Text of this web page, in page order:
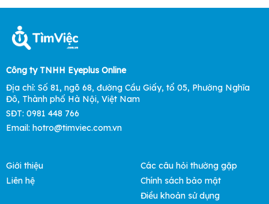
Công ty TNHH Eyeplus Online
Địa chỉ: Số 81, ngõ 68, đường Cầu Giấy, tổ 05, Phường Nghĩa
Đô, Thành phố Hà Nội, Việt Nam
SĐT: 0981 448 766
Email: hotro@timviec.com.vn
Giới thiệu
Liên hệ
Các câu hỏi thường gặp
Chính sách bảo mật
Điều khoản sử dụng